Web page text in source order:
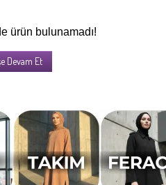
ürün bulunamadı!